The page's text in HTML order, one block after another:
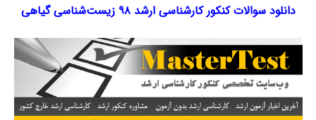
دانلود سوالات کنکور کارشناسی ارشد ۹۸ زیست‌شناسی گیاهی